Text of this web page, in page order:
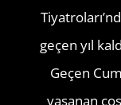
geçen yıl
Geçen
yaşanan